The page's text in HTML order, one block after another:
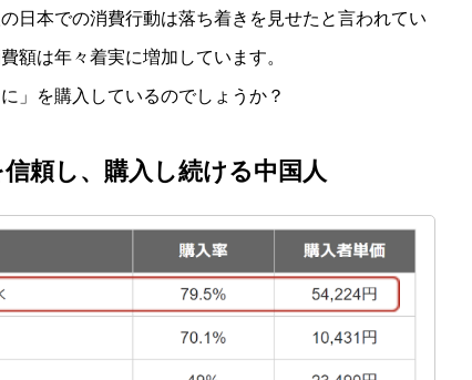
日本での消費行動は落ち着きを見せたと言われてい
額は年々着実に増加しています。
」を購入しているのでしょうか？
頼し、購入し続ける中国人